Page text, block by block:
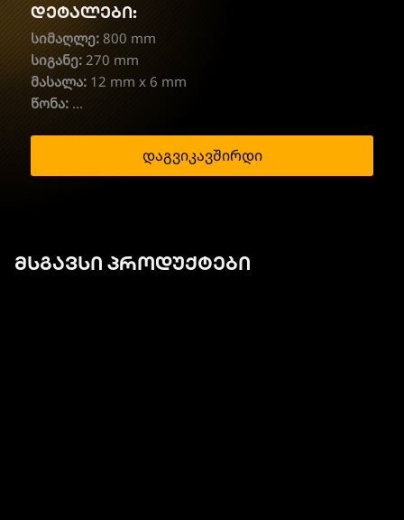
დეტალები:
სიმაღლე: 800 mm
სიგანე: 270 mm
მასალა: 12 mm x 6 mm
წონა: ...
დაგვიკავშირდი
მსგავსი პროდუქტები